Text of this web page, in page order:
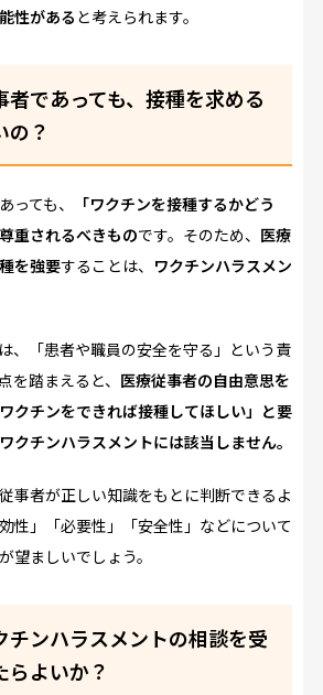
性がある と考えられます。
者であっても、接種を求める
の？
っても、
「ワクチンを接種するかどう
重されるべきものです。そのため、 医療
を強要することは、 ワクチンハラスメン
、「患者や職員の安全を守る」という責
を踏まえると、 医療従事者の自由意思を
クチンをできれば接種してほしい」と要
クチンハラスメントには該当しません。
事者が正しい知識をもとに判断できるよ
性」「必要性」「安全性」などについて
望ましいでしょう。
チンハラスメントの相談を受
らよいか？